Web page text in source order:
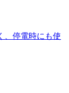
、停電時にも使